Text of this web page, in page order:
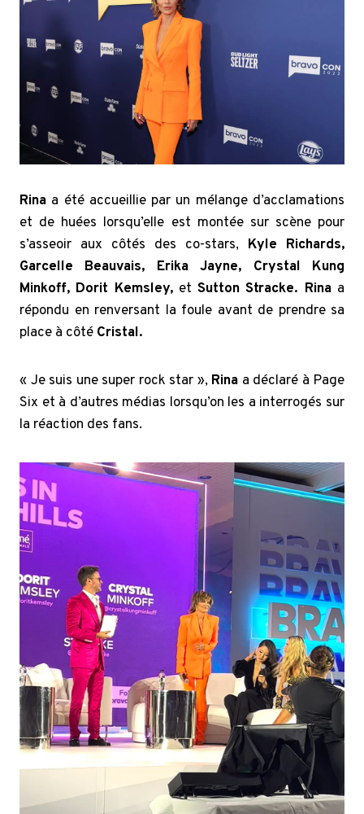
Rina a été accueillie par un mélange d’acclamations
et de huées lorsqu’elle est montée sur scène pour
s’asseoir aux côtés des co-stars, Kyle Richards,
Garcelle Beauvais, Erika Jayne,
Crystal Kung
Minkoff, Dorit Kemsley,et Sutton Stracke. Rina a
répondu en renversant la foule avant de prendre sa
place à côté Cristal.
« Je suis une super rock star », Rina a déclaré à Page
Six et à d’autres médias lorsqu’on les a interrogés sur
la réaction des fans.